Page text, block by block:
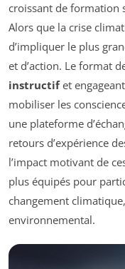
croissant de formation
Alors que la crise
d’impliquer le plus
et d’action. Le format
instructifet
mobiliser les
une plateforme
retours d’expérience
l’impact motivant de
plus équipés pour
changement
environnemental.